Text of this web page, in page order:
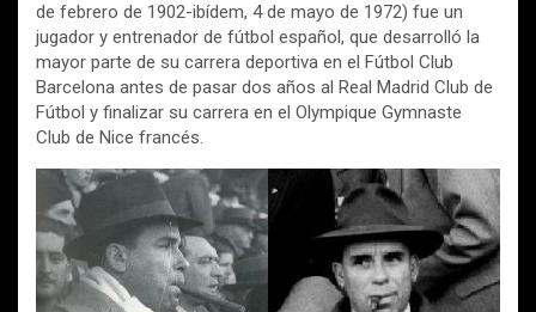
de febrero de 1902-ibídem, 4 de mayo de 1972) fue un
jugador y entrenador de fútbol español, que desarrolló la
mayor parte de su carrera deportiva en el Fútbol Club
Barcelona antes de pasar dos años al Real Madrid Club de
Fútbol y finalizar su carrera en el Olympique Gymnaste
Club de Nice francés.